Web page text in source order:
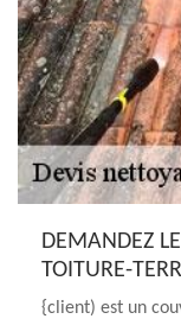
DEMANDEZ
TOITURE-
{client) est un